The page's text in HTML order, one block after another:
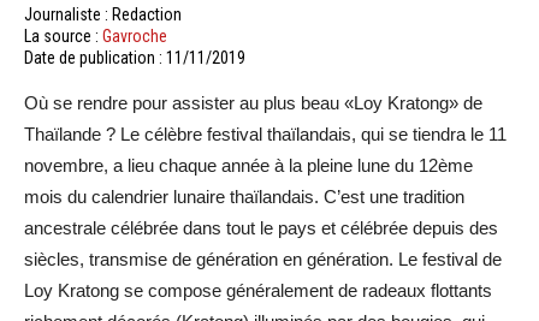
Journaliste : Redaction
La source : Gavroche
Date de publication : 11/11/2019
Où se rendre pour assister au plus beau «Loy Kratong» de
Thaïlande ? Le célèbre festival thaïlandais, qui se tiendra le 11
novembre, a lieu chaque année à la pleine lune du 12ème
mois du calendrier lunaire thaïlandais. C’est une tradition
ancestrale célébrée dans tout le pays et célébrée depuis des
siècles, transmise de génération en génération. Le festival de
Loy Kratong se compose généralement de radeaux flottants